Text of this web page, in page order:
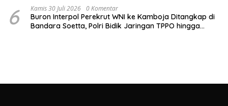
6 Kamis 30 Juli 2026 0 Komentar
Buron Interpol Perekrut WNI ke Kamboja Ditangkap di
Bandara Soetta, Polri Bidik Jaringan TPPO hingga